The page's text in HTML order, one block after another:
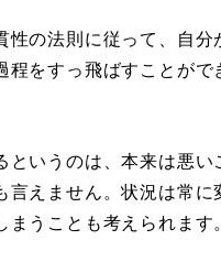
の法則に従って、自分
程をすっ飛ばすことが
いうのは、本来は悪い
言えません。状況は常
まうことも考えられます